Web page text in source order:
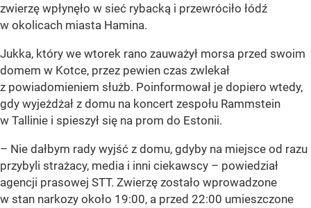
zwierzę wpłynęło w sieć rybacką i przewróciło łódź
w okolicach miasta Hamina.
Jukka, który we wtorek rano zauważył morsa przed swoim
domem w Kotce, przez pewien czas zwlekał
z powiadomieniem służb. Poinformował je dopiero wtedy,
gdy wyjeżdżał z domu na koncert zespołu Rammstein
w Tallinie i spieszył się na prom do Estonii.
– Nie dałbym rady wyjść z domu, gdyby na miejsce od razu
przybyli strażacy, media i inni ciekawscy – powiedział
agencji prasowej STT. Zwierzę zostało wprowadzone
w stan narkozy około 19:00, a przed 22:00 umieszczone